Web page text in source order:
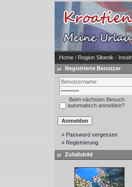
Home / Region Sibenik -
Registrierte Benutzer
Beim nächsten Besuch
automatisch anmelden?
» Password vergessen
» Registrierung
Zufallsbild